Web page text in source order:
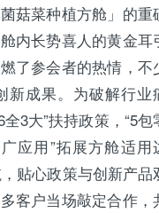
菇菜种植方舱」的重
内长势喜人的黄金耳
了参会者的热情，不
新成果。为破解行业
3大”扶持政策，“5包
应用”拓展方舱适用
贴心政策与创新产品
客户当场敲定合作，